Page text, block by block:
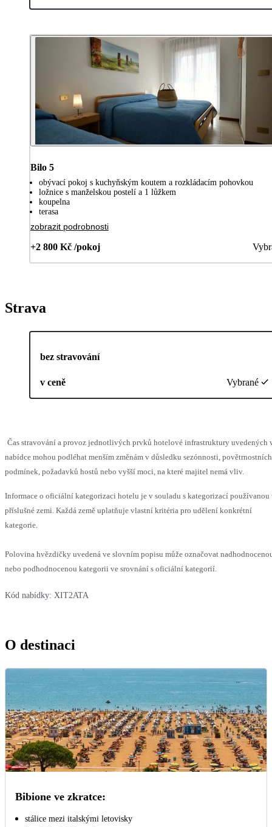
Bilo 5
obývací pokoj s kuchyňským koutem a rozkládacím pohovkou
ložnice s manželskou postelí a 1 lůžkem
koupelna
terasa
zobrazit podrobnosti
+2 800 Kč /pokoj
Strava
bez stravování
v ceně Vybrané
Čas stravování a provoz jednotlivých prvků hotelové infrastruktury uvedených
nabídce mohou podléhat menším změnám v důsledku sezónnosti, povětrnostních
podmínek, požadavků hostů nebo vyšší moci, na které majitel nemá vliv.
Informace o oficiální kategorizaci hotelu je v souladu s kategorizací používanou
příslušné zemi. Každá země uplatňuje vlastní kritéria pro udělení konkrétní
kategorie.
Polovina hvězdičky uvedená ve slovním popisu může označovat
nebo podhodnocenou kategorii ve srovnání s oficiální kategorií.
Kód nabídky: XIT2ATA
O destinaci
Bibione ve zkratce:
stálice mezi italskými letovisky